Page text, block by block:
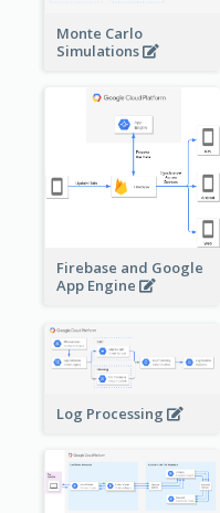
Monte Carlo
Simulations
Firebase and Google
App Engine
Log Processing